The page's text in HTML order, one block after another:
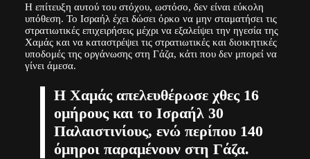
Η επίτευξη αυτού του στόχου, ωστόσο, δεν είναι εύκολη
υπόθεση. Το Ισραήλ έχει δώσει όρκο να μην σταματήσει τις
στρατιωτικές επιχειρήσεις μέχρι να εξαλείψει την ηγεσία της
Χαμάς και να καταστρέψει τις στρατιωτικές και διοικητικές
υποδομές της οργάνωσης στη Γάζα, κάτι που δεν μπορεί να
γίνει άμεσα.
Η Χαμάς απελευθέρωσε χθες 16
ομήρους και το Ισραήλ 30
Παλαιστινίους, ενώ περίπου 140
όμηροι παραμένουν στη Γάζα.